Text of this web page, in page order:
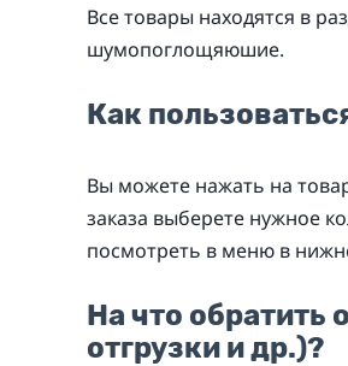
Все товары находятся в
шумопоглощяюшие.
Как
Вы можете нажать на
заказа выберете нужное
посмотреть в меню в
На что обратить
отгрузки и др.)?